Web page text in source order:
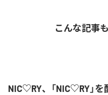
こんな記事
NIC♡RY、「NIC♡RY」